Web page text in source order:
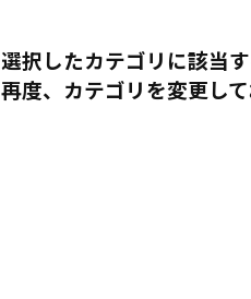
選択したカテゴリに該当
再度、カテゴリを変更して